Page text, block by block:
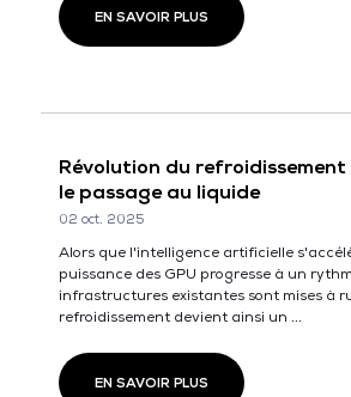
EN SAVOIR PLUS
Révolution du refroidissement
le passage au liquide
02 oct. 2025
Alors que l'intelligence artificielle
puissance des GPU progresse à un
infrastructures existantes sont mises à
refroidissement devient ainsi un ...
EN SAVOIR PLUS